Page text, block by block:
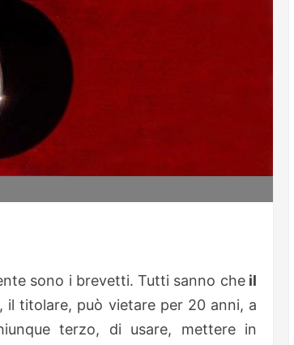
sono i brevetti. Tutti sanno cheil
il titolare, può vietare per 20 anni, a
terzo, di usare, mettere in